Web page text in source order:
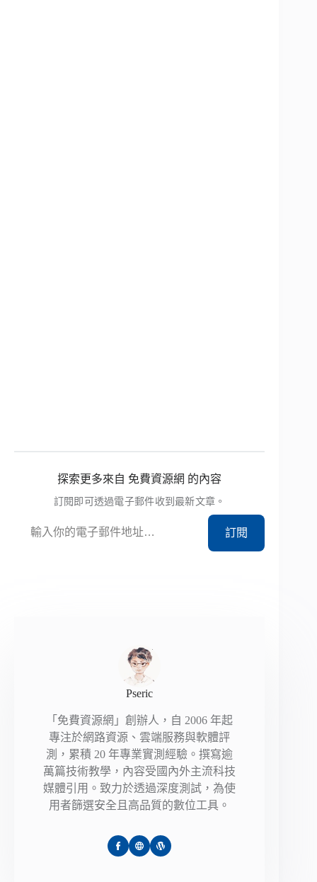
探索更多來自 免費資源網 的內容
訂閱即可透過電子郵件收到最新文章。
訂閱
Pseric
「免費資源網」創辦人，自 2006 年起
專注於網路資源、雲端服務與軟體評
測，累積 20 年專業實測經驗。撰寫逾
萬篇技術教學，內容受國內外主流科技
媒體引用。致力於透過深度測試，為使
用者篩選安全且高品質的數位工具。